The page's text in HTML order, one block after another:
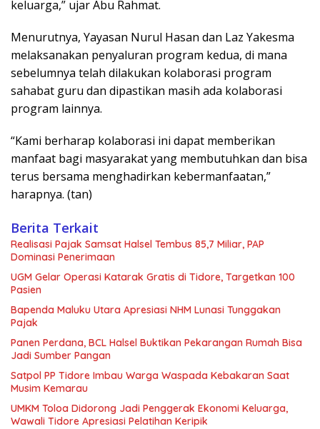
keluarga,” ujar Abu Rahmat.
Menurutnya, Yayasan Nurul Hasan dan Laz Yakesma
melaksanakan penyaluran program kedua, di mana
sebelumnya telah dilakukan kolaborasi program
sahabat guru dan dipastikan masih ada kolaborasi
program lainnya.
“Kami berharap kolaborasi ini dapat memberikan
manfaat bagi masyarakat yang membutuhkan dan bisa
terus bersama menghadirkan kebermanfaatan,”
harapnya. (tan)
Berita Terkait
Realisasi Pajak Samsat Halsel Tembus 85,7 Miliar, PAP
Dominasi Penerimaan
UGM Gelar Operasi Katarak Gratis di Tidore, Targetkan 100
Pasien
Bapenda Maluku Utara Apresiasi NHM Lunasi Tunggakan
Pajak
Panen Perdana, BCL Halsel Buktikan Pekarangan Rumah Bisa
Jadi Sumber Pangan
Satpol PP Tidore Imbau Warga Waspada Kebakaran Saat
Musim Kemarau
UMKM Toloa Didorong Jadi Penggerak Ekonomi Keluarga,
Wawali Tidore Apresiasi Pelatihan Keripik